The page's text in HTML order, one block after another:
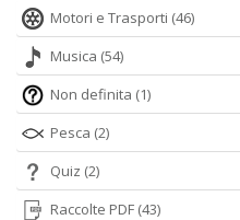
Motori e Trasporti (46)
Musica (54)
Non definita (1)
Pesca (2)
Quiz (2)
Raccolte PDF (43)